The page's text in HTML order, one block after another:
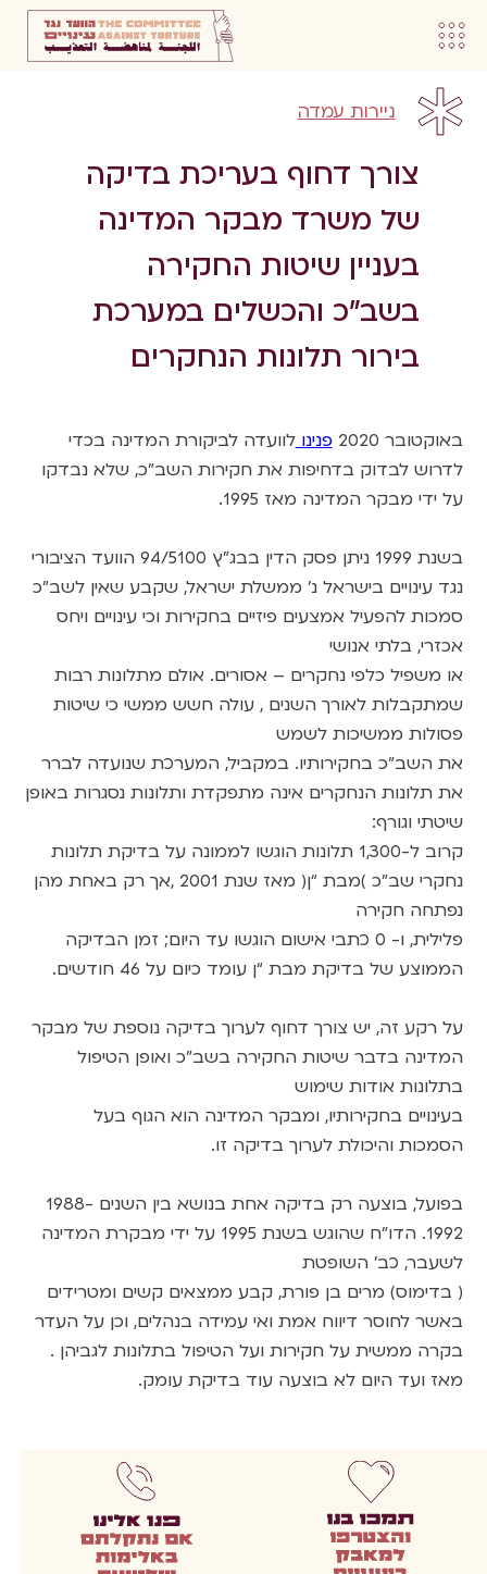
ניירות עמדה
צורך דחוף בעריכת בדיקה
של משרד מבקר המדינה
בעניין שיטות החקירה
בשב”כ והכשלים במערכת
בירור תלונות הנחקרים
באוקטובר 2020 פנינולוועדה לביקורת המדינה בכדי
לדרוש לבדוק בדחיפות את חקירות השב”כ, שלא נבדקו
על ידי מבקר המדינה מאז 1995.
בשנת 1999 ניתן פסק הדין בבג”ץ 94/5100 הוועד הציבורי
נגד עינויים בישראל נ’ ממשלת ישראל, שקבע שאין לשב”כ
סמכות להפעיל אמצעים פיזיים בחקירות וכי עינויים ויחס
אכזרי, בלתי אנושי
או משפיל כלפי נחקרים – אסורים. אולם מתלונות רבות
שמתקבלות לאורך השנים , עולה חשש ממשי כי שיטות
פסולות ממשיכות לשמש
את השב”כ בחקירותיו. במקביל, המערכת שנועדה לברר
את תלונות הנחקרים אינה מתפקדת ותלונות נסגרות באופן
שיטתי וגורף:
קרוב ל-1,300 תלונות הוגשו לממונה על בדיקת תלונות
נחקרי שב”כ )מבת “ן( מאז שנת 2001 ,אך רק באחת מהן
נפתחה חקירה
פלילית, ו- 0 כתבי אישום הוגשו עד היום; זמן הבדיקה
הממוצע של בדיקת מבת “ן עומד כיום על 46 חודשים.
על רקע זה, יש צורך דחוף לערוך בדיקה נוספת של מבקר
המדינה בדבר שיטות החקירה בשב”כ ואופן הטיפול
בתלונות אודות שימוש
בעינויים בחקירותיו, ומבקר המדינה הוא הגוף בעל
הסמכות והיכולת לערוך בדיקה זו.
בפועל, בוצעה רק בדיקה אחת בנושא בין השנים 1988-
1992. הדו”ח שהוגש בשנת 1995 על ידי מבקרת המדינה
לשעבר, כב’ השופטת
( בדימוס) מרים בן פורת, קבע ממצאים קשים ומטרידים
באשר לחוסר דיווח אמת ואי עמידה בנהלים, וכן על העדר
בקרה ממשית על חקירות ועל הטיפול בתלונות לגביהן .
מאז ועד היום לא בוצעה עוד בדיקת עומק.